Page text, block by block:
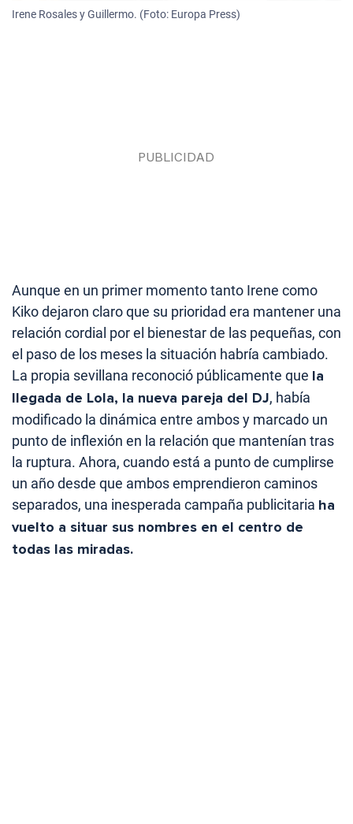
Irene Rosales y Guillermo. (Foto: Europa Press)
Aunque en un primer momento tanto Irene como
Kiko dejaron claro que su prioridad era mantener una
relación cordial por el bienestar de las pequeñas, con
el paso de los meses la situación habría cambiado.
La propia sevillana reconoció públicamente que la
llegada de Lola, la nueva pareja del DJ, había
modificado la dinámica entre ambos y marcado un
punto de inflexión en la relación que mantenían tras
la ruptura. Ahora, cuando está a punto de cumplirse
un año desde que ambos emprendieron caminos
separados, una inesperada campaña publicitaria ha
vuelto a situar sus nombres en el centro de
todas las miradas.